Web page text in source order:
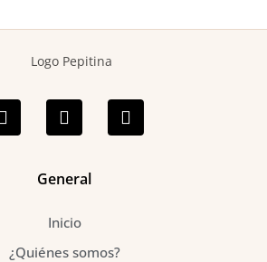
a
c
e
n
s
t
g
a
m
i
n
t
General
Inicio
¿Quiénes somos?